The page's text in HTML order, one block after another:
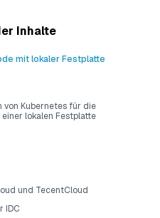
Inhalte
mit lokaler Festplatte
von Kubernetes für die
lokalen Festplatte
und TecentCloud
IDC